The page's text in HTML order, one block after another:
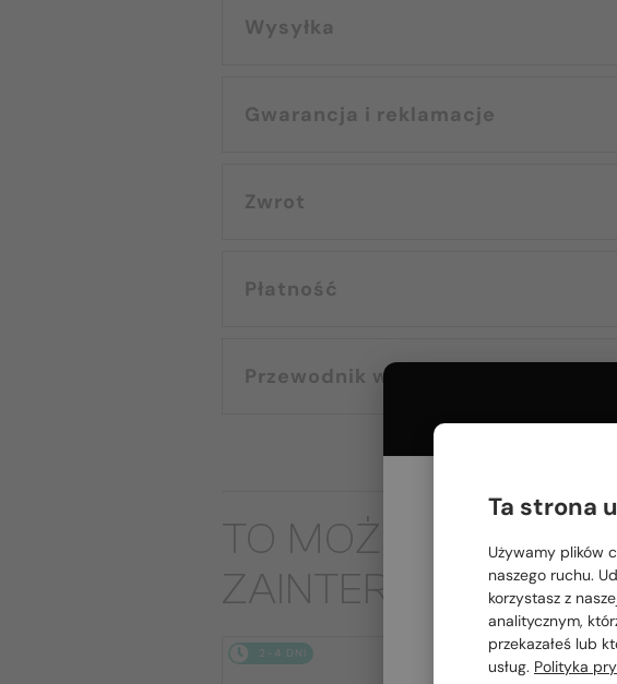
Wysyłka
Gwarancja i reklamacje
Zwrot
Płatność
Przewodnik wyborczy
TO MOŻE CIĘ
ZAINTERESOWAĆ
2-4 DNI 2-4 DNI
Proszę
Ta strona
Używamy plików
naszego ruchu.
korzystasz z
analitycznym,
przekazałeś lub
usług. Polityka